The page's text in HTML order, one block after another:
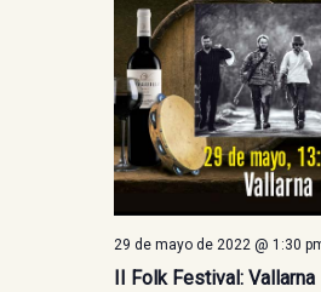
29 de mayo de 2022 @ 1:30
II Folk Festival: Vallarna